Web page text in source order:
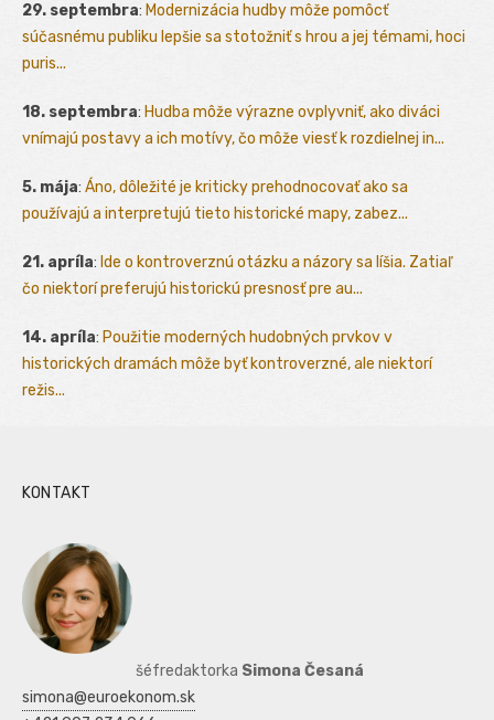
29. septembra: Modernizácia hudby môže pomôcť
súčasnému publiku lepšie sa stotožniť s hrou a jej témami, hoci
puris...
18. septembra: Hudba môže výrazne ovplyvniť, ako diváci
vnímajú postavy a ich motívy, čo môže viesť k rozdielnej in...
5. mája: Áno, dôležité je kriticky prehodnocovať ako sa
používajú a interpretujú tieto historické mapy, zabez...
21. apríla: Ide o kontroverznú otázku a názory sa líšia. Zatiaľ
čo niektorí preferujú historickú presnosť pre au...
14. apríla: Použitie moderných hudobných prvkov v
historických dramách môže byť kontroverzné, ale niektorí
režis...
KONTAKT
šéfredaktorka Simona Česaná
simona@euroekonom.sk